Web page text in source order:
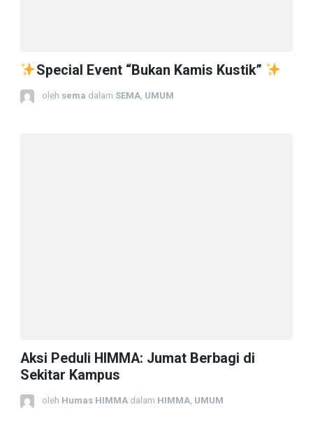
Special Event “Bukan Kamis Kustik”
oleh sema dalam SEMA, UMUM
Aksi Peduli HIMMA: Jumat Berbagi di
Sekitar Kampus
oleh Humas HIMMA dalam HIMMA, UMUM